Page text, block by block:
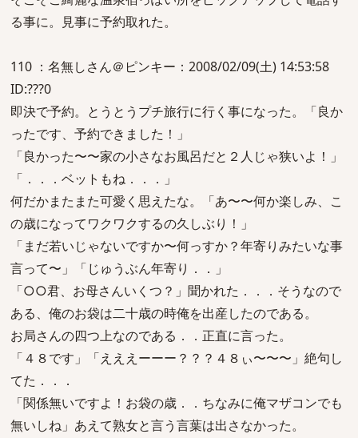
る事に。見事に予約取れた。
110 ：名無しさん＠ピンキー：2008/02/09(土) 14:53:58
ID:???0
即決で予約。とうとうプチ旅行に行く事になった。「良か
ったです、予約できました！」
「良かった〜〜家の小さなお風呂だと２人じゃ狭いよ！」
「．．．ベットもね．．．」
何だかまたまた可愛く思えたな。「あ〜〜何か楽しみ、こ
の歳になってワクワクするの久しぶり！」
「まだ若いじゃないですか〜何っすか？年寄りみたいな事
言って〜」「じゅうぶん年寄り．．」
「○○君、お母さんいくつ？」聞かれた．．．そうなので
ある、俺のお袋は二十歳の時俺を出産したのである。
お局さんの四つ上なのである．．正直に言った。
「４８です」「えええーーー？？？４８ぃ〜〜〜」絶句し
てた．．．
「関係無いですよ！お袋の歳．．ちなみに俺マザコンでも
無いしね」あえて熟女と言う言葉は出さなかった。